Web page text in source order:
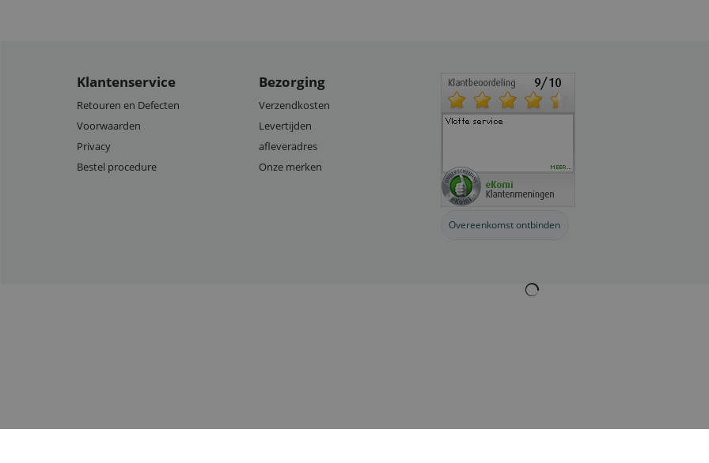
Klantenservice
Retouren en Defecten
Voorwaarden
Privacy
Bestel procedure
Bezorging
Verzendkosten
Levertijden
afleveradres
Onze merken
Overeenkomst ontbinden